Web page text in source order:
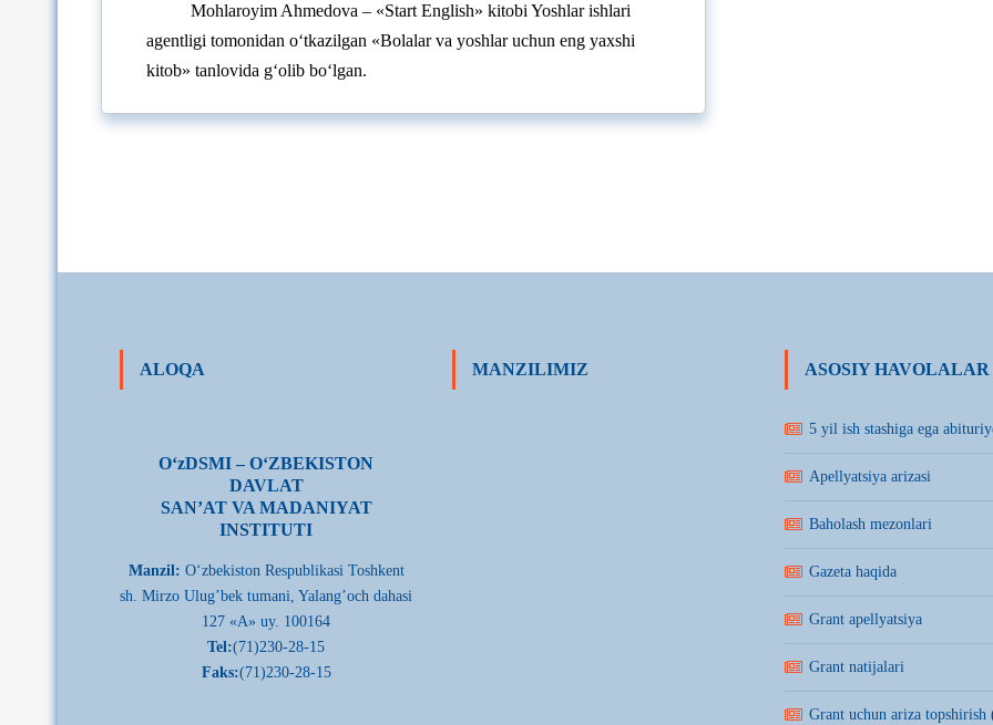
Mohlaroyim Ahmedova – «Start English» kitobi Yoshlar ishlari
agentligi tomonidan o‘tkazilgan «Bolalar va yoshlar uchun eng yaxshi
kitob» tanlovida g‘olib bo‘lgan.
ALOQA
О‘zDSMI – О‘ZBEKISTON
DAVLAT
SAN’AT VA MADANIYAT
INSTITUTI
Manzil: О‘zbekiston Respublikasi Toshkent
sh. Mirzo Ulug’bek tumani, Yalang’och dahasi
127 «A» uy. 100164
Tel:(71)230-28-15
Faks:(71)230-28-15
MANZILIMIZ ASOSIY HAVOLALAR
5 yil ish stashiga ega
Apellyatsiya arizasi
Baholash mezonlari
Gazeta haqida
Grant apellyatsiya
Grant natijalari
Grant uchun ariza topshirish